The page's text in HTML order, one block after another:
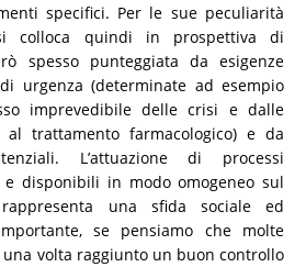
specifici. Per le sue peculiarità
colloca quindi in prospettiva di
spesso punteggiata da esigenze
urgenza (determinate ad esempio
imprevedibile delle crisi e dalle
al trattamento farmacologico) e da
L’attuazione di processi
e disponibili in modo omogeneo sul
una sfida sociale ed
se pensiamo che molte
una volta raggiunto un buon controllo